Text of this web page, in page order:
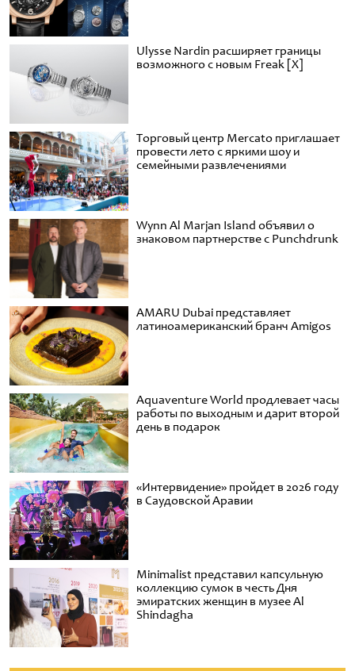
Ulysse Nardin расширяет границы
возможного с новым Freak [X]
Торговый центр Mercato приглашает
провести лето с яркими шоу и
семейными развлечениями
Wynn Al Marjan Island объявил о
знаковом партнерстве с Punchdrunk
AMARU Dubai представляет
латиноамериканский бранч Amigos
Aquaventure World продлевает часы
работы по выходным и дарит второй
день в подарок
«Интервидение» пройдет в 2026 году
в Саудовской Аравии
Minimalist представил капсульную
коллекцию сумок в честь Дня
эмиратских женщин в музее Al
Shindagha